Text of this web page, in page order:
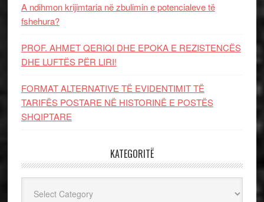
A ndihmon krijimtaria në zbulimin e potencialeve të
fshehura?
PROF. AHMET QERIQI DHE EPOKA E REZISTENCЁS
DHE LUFTЁS PЁR LIRI!
FORMAT ALTERNATIVE TË EVIDENTIMIT TË
TARIFËS POSTARE NË HISTORINË E POSTËS
SHQIPTARE
KATEGORITË